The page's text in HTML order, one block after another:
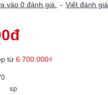
vào 0 đánh giá. - Viết đánh giá
từ 6.700.000₫
sp